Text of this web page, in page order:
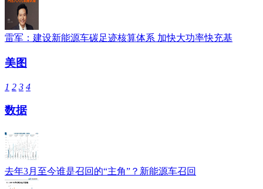
雷军：建设新能源车碳足迹核算体系 加快大功率快充基
美图
1 2 3 4
数据
去年3月至今谁是召回的“主角”？新能源车召回